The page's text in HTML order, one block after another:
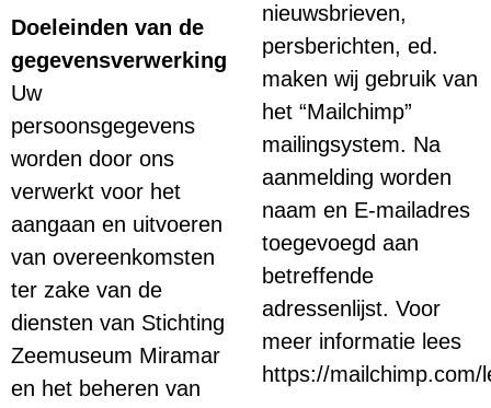
Doeleinden van de
gegevensverwerking
Uw
persoonsgegevens
worden door ons
verwerkt voor het
aangaan en uitvoeren
van overeenkomsten
ter zake van de
diensten van Stichting
Zeemuseum Miramar
en het beheren van
nieuwsbrieven,
persberichten, ed.
maken wij gebruik van
het “Mailchimp”
mailingsystem. Na
aanmelding worden
naam en E-mailadres
toegevoegd aan
betreffende
adressenlijst. Voor
meer informatie lees
https://mailchimp.com/